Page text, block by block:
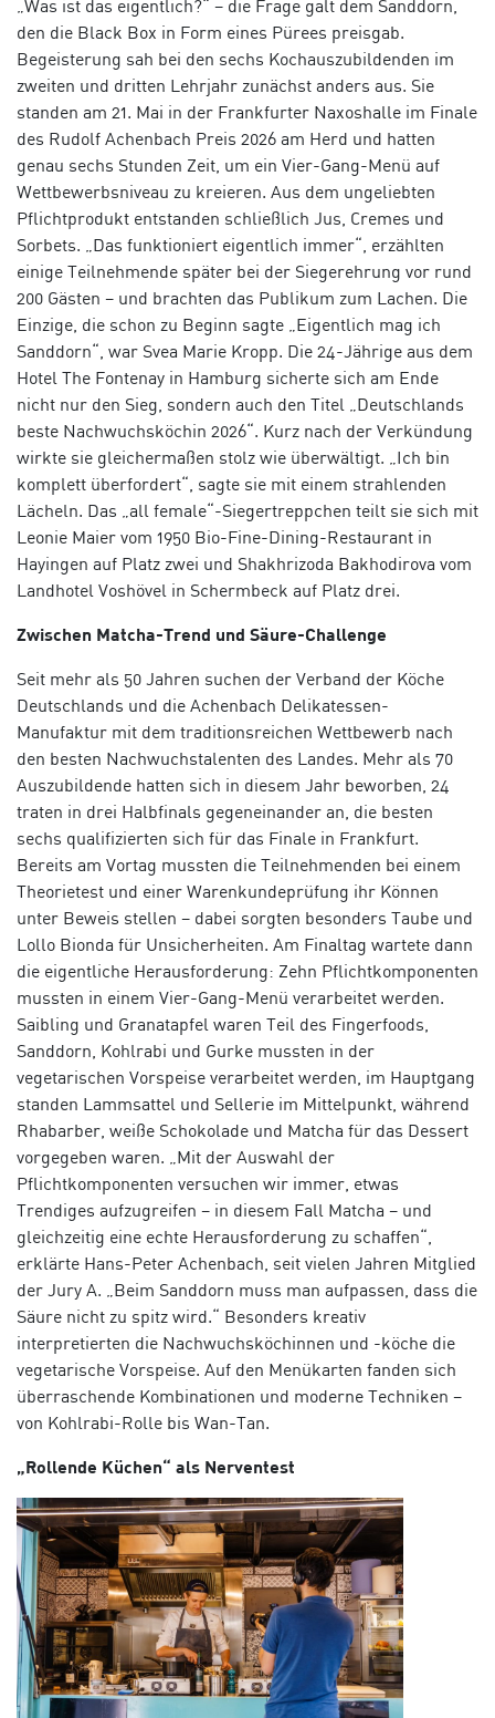
„Was ist das eigentlich?“ – die Frage galt dem Sanddorn,
den die Black Box in Form eines Pürees preisgab.
Begeisterung sah bei den sechs Kochauszubildenden im
zweiten und dritten Lehrjahr zunächst anders aus. Sie
standen am 21. Mai in der Frankfurter Naxoshalle im Finale
des Rudolf Achenbach Preis 2026 am Herd und hatten
genau sechs Stunden Zeit, um ein Vier-Gang-Menü auf
Wettbewerbsniveau zu kreieren. Aus dem ungeliebten
Pflichtprodukt entstanden schließlich Jus, Cremes und
Sorbets. „Das funktioniert eigentlich immer“, erzählten
einige Teilnehmende später bei der Siegerehrung vor rund
200 Gästen – und brachten das Publikum zum Lachen. Die
Einzige, die schon zu Beginn sagte „Eigentlich mag ich
Sanddorn“, war Svea Marie Kropp. Die 24-Jährige aus dem
Hotel The Fontenay in Hamburg sicherte sich am Ende
nicht nur den Sieg, sondern auch den Titel „Deutschlands
beste Nachwuchsköchin 2026“. Kurz nach der Verkündung
wirkte sie gleichermaßen stolz wie überwältigt. „Ich bin
komplett überfordert“, sagte sie mit einem strahlenden
Lächeln. Das „all female“-Siegertreppchen teilt sie sich mit
Leonie Maier vom 1950 Bio-Fine-Dining-Restaurant in
Hayingen auf Platz zwei und Shakhrizoda Bakhodirova vom
Landhotel Voshövel in Schermbeck auf Platz drei.
Zwischen Matcha-Trend und Säure-Challenge
Seit mehr als 50 Jahren suchen der Verband der Köche
Deutschlands und die Achenbach Delikatessen-
Manufaktur mit dem traditionsreichen Wettbewerb nach
den besten Nachwuchstalenten des Landes. Mehr als 70
Auszubildende hatten sich in diesem Jahr beworben, 24
traten in drei Halbfinals gegeneinander an, die besten
sechs qualifizierten sich für das Finale in Frankfurt.
Bereits am Vortag mussten die Teilnehmenden bei einem
Theorietest und einer Warenkundeprüfung ihr Können
unter Beweis stellen – dabei sorgten besonders Taube und
Lollo Bionda für Unsicherheiten. Am Finaltag wartete dann
die eigentliche Herausforderung: Zehn Pflichtkomponenten
mussten in einem Vier-Gang-Menü verarbeitet werden.
Saibling und Granatapfel waren Teil des Fingerfoods,
Sanddorn, Kohlrabi und Gurke mussten in der
vegetarischen Vorspeise verarbeitet werden, im Hauptgang
standen Lammsattel und Sellerie im Mittelpunkt, während
Rhabarber, weiße Schokolade und Matcha für das Dessert
vorgegeben waren. „Mit der Auswahl der
Pflichtkomponenten versuchen wir immer, etwas
Trendiges aufzugreifen – in diesem Fall Matcha – und
gleichzeitig eine echte Herausforderung zu schaffen“,
erklärte Hans-Peter Achenbach, seit vielen Jahren Mitglied
der Jury A. „Beim Sanddorn muss man aufpassen, dass die
Säure nicht zu spitz wird.“ Besonders kreativ
interpretierten die Nachwuchsköchinnen und -köche die
vegetarische Vorspeise. Auf den Menükarten fanden sich
überraschende Kombinationen und moderne Techniken –
von Kohlrabi-Rolle bis Wan-Tan.
„Rollende Küchen“ als Nerventest